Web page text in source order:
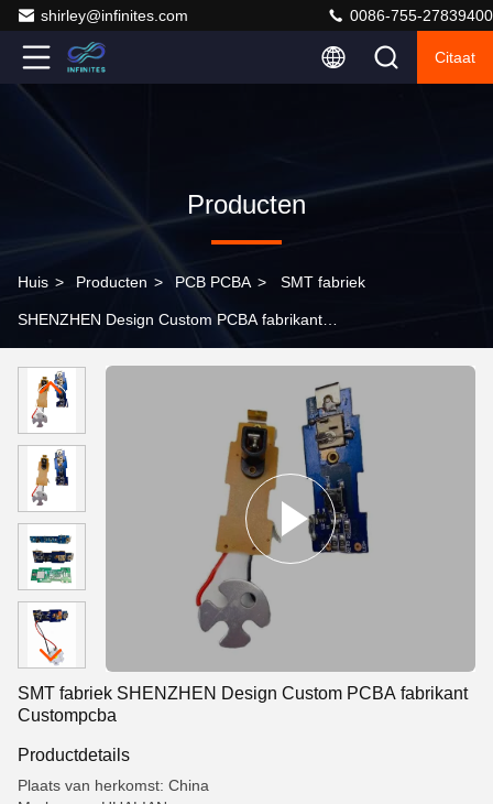
shirley@infinites.com 0086-755-27839400
Citaat
Producten
Huis > Producten > PCB PCBA > SMT fabriek
SHENZHEN Design Custom PCBA fabrikant
SMT fabriek SHENZHEN Design Custom PCBA fabrikant
Custompcba
Productdetails
Plaats van herkomst: China